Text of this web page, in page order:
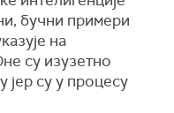
бучни примери
на
су изузетно
јер су у процесу